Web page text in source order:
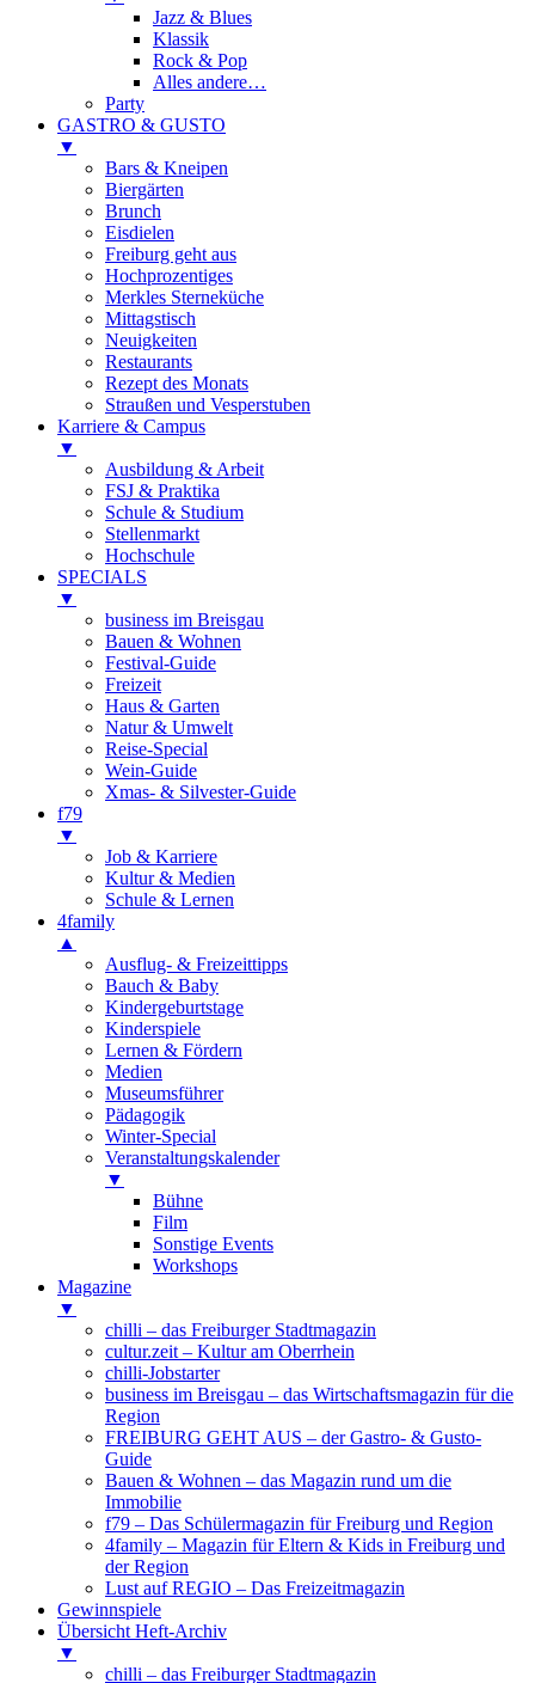
Jazz & Blues
Klassik
Rock & Pop
Alles andere…
Party
GASTRO & GUSTO
▼
Bars & Kneipen
Biergärten
Brunch
Eisdielen
Freiburg geht aus
Hochprozentiges
Merkles Sterneküche
Mittagstisch
Neuigkeiten
Restaurants
Rezept des Monats
Straußen und Vesperstuben
Karriere & Campus
▼
Ausbildung & Arbeit
FSJ & Praktika
Schule & Studium
Stellenmarkt
Hochschule
SPECIALS
▼
business im Breisgau
Bauen & Wohnen
Festival-Guide
Freizeit
Haus & Garten
Natur & Umwelt
Reise-Special
Wein-Guide
Xmas- & Silvester-Guide
f79
▼
Job & Karriere
Kultur & Medien
Schule & Lernen
4family
▲
Ausflug- & Freizeittipps
Bauch & Baby
Kindergeburtstage
Kinderspiele
Lernen & Fördern
Medien
Museumsführer
Pädagogik
Winter-Special
Veranstaltungskalender
▼
Bühne
Film
Sonstige Events
Workshops
Magazine
▼
chilli – das Freiburger Stadtmagazin
cultur.zeit – Kultur am Oberrhein
chilli-Jobstarter
business im Breisgau – das Wirtschaftsmagazin für die
Region
FREIBURG GEHT AUS – der Gastro- & Gusto-
Guide
Bauen & Wohnen – das Magazin rund um die
Immobilie
f79 – Das Schülermagazin für Freiburg und Region
4family – Magazin für Eltern & Kids in Freiburg und
der Region
Lust auf REGIO – Das Freizeitmagazin
Gewinnspiele
Übersicht Heft-Archiv
▼
chilli – das Freiburger Stadtmagazin